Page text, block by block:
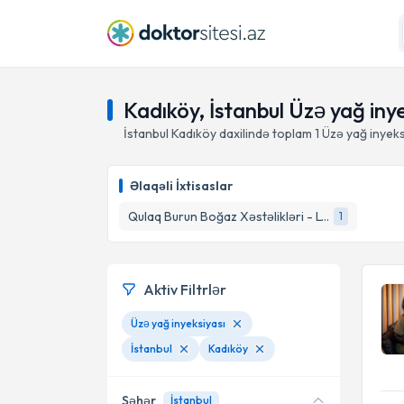
Kadıköy, İstanbul Üzə yağ
İstanbul Kadıköy daxilində toplam 1 Üzə yağ
Əlaqəli İxtisaslar
Qulaq Burun Boğaz Xəstəlikləri - LOR Cerrah
1
Aktiv Filtrlər
Üzə yağ inyeksiyası
İstanbul
Kadıköy
Şəhər İstanbul